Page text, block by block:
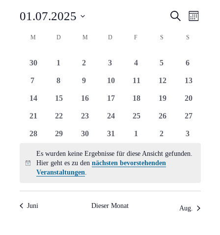
Suche
SucheMonat
01.07.2025
Kalender
von
Veranstaltungen
M MONTAG
DDIENSTAG
M MITTWOCH
D DONNERSTAG
F FREITAGS SAMSTAG
S
0
30
0
1
0
2
0
3
0
4
0
5
0
6
0
7
0
8
0
9
0
10
0
11
0
12
0
13
0
14
0
15
0
16
0
17
0
18
0
19
0
20
0
21
0
22
0
23
0
24
0
25
0
26
0
27
0
28
0
29
0
30
0
31
0
1
0
2
0
3
Hinweis
Es wurden keine Ergebnisse für diese Ansicht gefunden.
Hier geht es zu den nächsten bevorstehenden
Veranstaltungen.
Juni Dieser Monat Aug.